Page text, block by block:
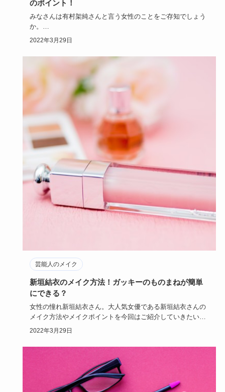
のポイント！
みなさんは有村架純さんと言う女性のことをご存知でしょう
か。
有村架純さんはメイクが可愛いと、女性から人気がとても高
2022年3月29日
芸能人のメイク
新垣結衣のメイク方法！ガッキーのものまねが簡単
にできる？
女性の憧れ新垣結衣さん。大人気女優である新垣結衣さんの
メイク方法やメイクポイントを今回はご紹介していきたいと
思います。新垣…
2022年3月29日